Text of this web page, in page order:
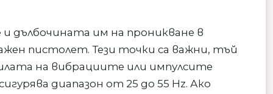
дълбочината им на проникване в
пистолет. Тези точки са важни, тъй
на вибрациите или импулсите
диапазон от 25 до 55 Hz. Ако